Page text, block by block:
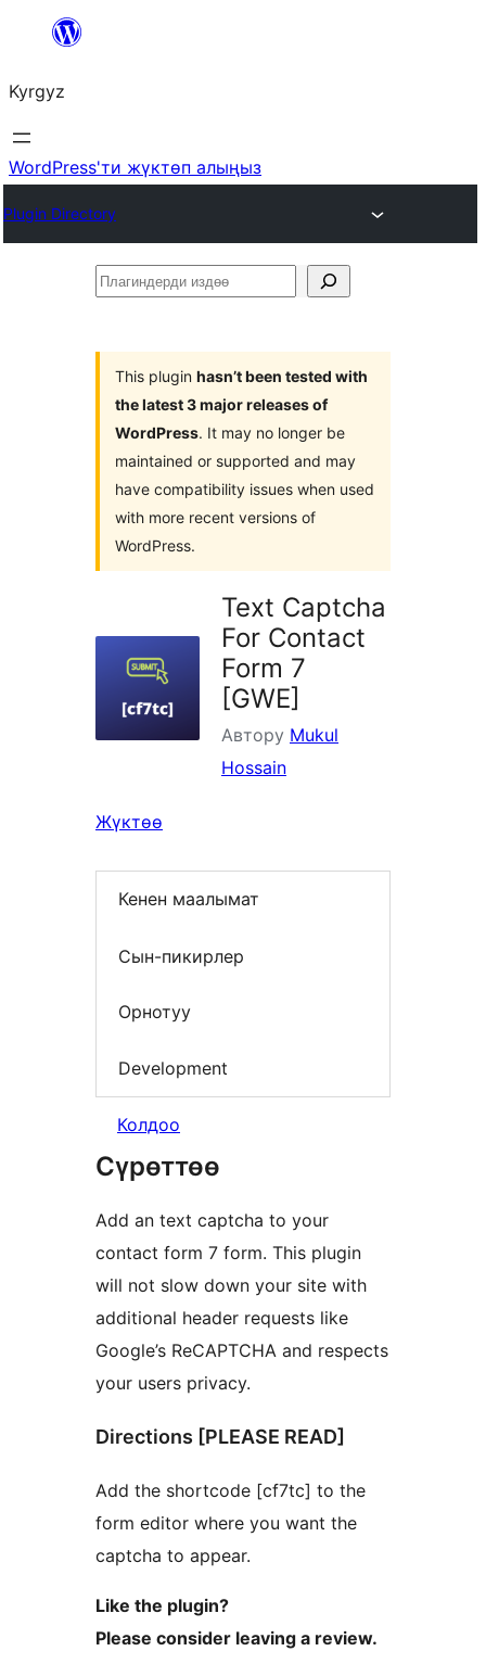
Мазмунга
Kyrgyz
WordPress'ти жүктөп алыңыз
Plugin Directory
Плагиндерди
This plugin hasn’t been tested with
the latest 3 major releases of
WordPress. It may no longer be
maintained or supported and may
have compatibility issues when used
with more recent versions of
WordPress.
Text Captcha
For Contact
Form 7
[GWE]
Автору Mukul
Hossain
Жүктөө
Кенен маалымат
Сын-пикирлер
Орнотуу
Development
Колдоо
Сүрөттөө
Add an text captcha to your
contact form 7 form. This plugin
will not slow down your site with
additional header requests like
Google’s ReCAPTCHA and respects
your users privacy.
Directions [PLEASE READ]
Add the shortcode [cf7tc] to the
form editor where you want the
captcha to appear.
Like the plugin?
Please consider leaving a review.